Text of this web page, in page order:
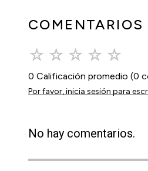
COMENTARIOS
☆ ☆ ☆ ☆ ☆
0 Calificación promedio (0
Por favor, inicia sesión para
No hay comentarios.